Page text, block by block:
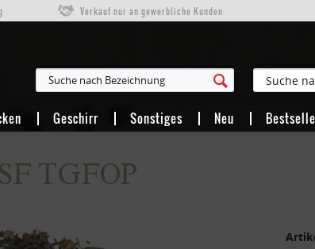
Verkauf nur an gewerbliche Kunden
Geschirr Sonstiges Neu
TGFOP